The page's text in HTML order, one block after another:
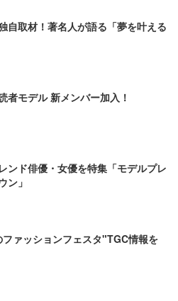
自取材！著名人が語る「夢を叶える
者モデル 新メンバー加入！
ンド俳優・女優を特集「モデルプレ
ン」
ァッションフェスタ"TGC情報を